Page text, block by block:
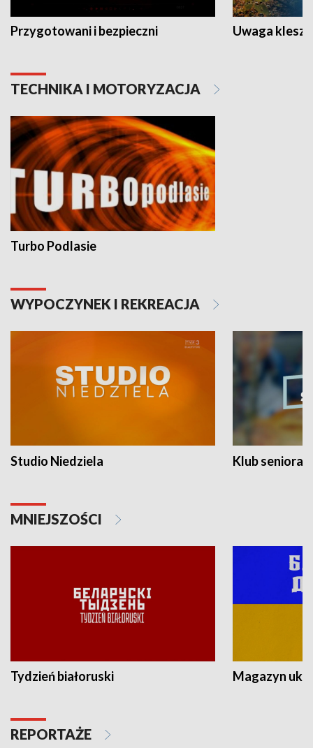
Przygotowani i bezpieczni Uwaga
TECHNIKA I MOTORYZACJA
Turbo Podlasie
WYPOCZYNEK I REKREACJA
Studio Niedziela Klub seniora
MNIEJSZOŚCI
Tydzień białoruski Magazyn
REPORTAŻE